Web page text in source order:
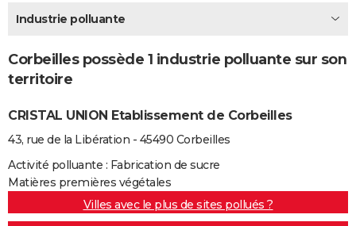
Destinations
City break
Voyage nature
Voyage de noces
Forum
Climat
+PHOTO
GUIDES D'ACHAT
BONS PLANS
CARTE DE VOEUX
Carte de Noël
Carte Bonne année
Carte Saint-Valentin
Carte Pâques
Carte d'anniversaire
DICTIONNAIRE
Dictionnaire
Biographies
Citations
Expressions
Proverbes
PROGRAMME TV
COPAINS D'AVANT
Industrie polluante
Corbeilles possède 1 industrie polluante sur son
territoire
CRISTAL UNION Etablissement de Corbeilles
43, rue de la Libération - 45490 Corbeilles
Activité polluante : Fabrication de sucre
Matières premières végétales
Villes avec le plus de sites pollués ?